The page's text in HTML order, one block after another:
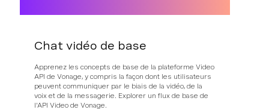
Chat vidéo de base
Apprenez les concepts de base de la plateforme Video
API de Vonage, y compris la façon dont les utilisateurs
peuvent communiquer par le biais de la vidéo, de la
voix et de la messagerie. Explorer un flux de base de
l'API Video de Vonage.